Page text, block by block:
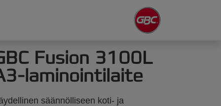
Fusion 3100L
laminointilaite
säännölliseen koti- ja